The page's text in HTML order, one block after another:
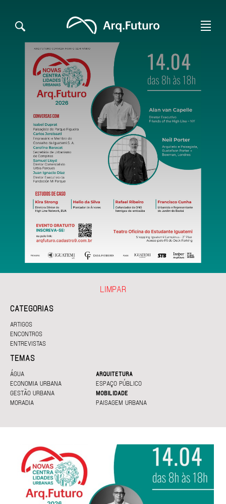
CATEGORIAS
ARTIGOS
ENCONTROS
ENTREVISTAS
TEMAS
ÁGUA
ARQUITETURA
ECONOMIA URBANA
ESPAÇO PÚBLICO
GESTÃO URBANA
MOBILIDADE
MORADIA
PAISAGEM URBANA
LIMPAR